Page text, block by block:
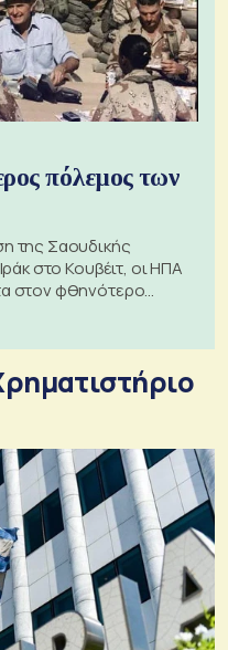
πόλεμος των
της Σαουδικής
στο Κουβέιτ, οι ΗΠΑ
στον φθηνότερο